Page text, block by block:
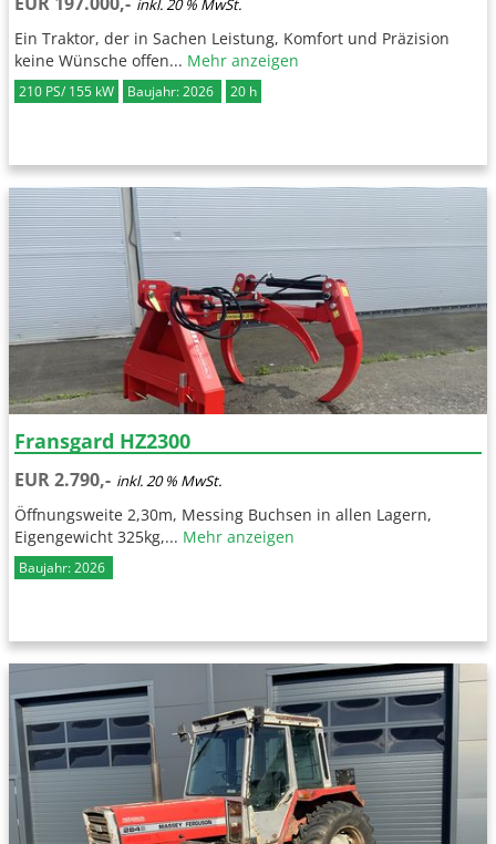
inkl. 20 % MwSt.
Ein Traktor, der in Sachen Leistung, Komfort und Präzision
keine Wünsche offen... Mehr anzeigen
210 PS/ 155 kW Baujahr: 2026 20 h
Fransgard HZ2300
EUR 2.790,- inkl. 20 % MwSt.
Öffnungsweite 2,30m, Messing Buchsen in allen Lagern,
Eigengewicht 325kg,... Mehr anzeigen
Baujahr: 2026